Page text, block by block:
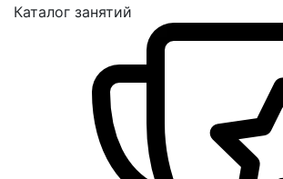
Каталог занятий